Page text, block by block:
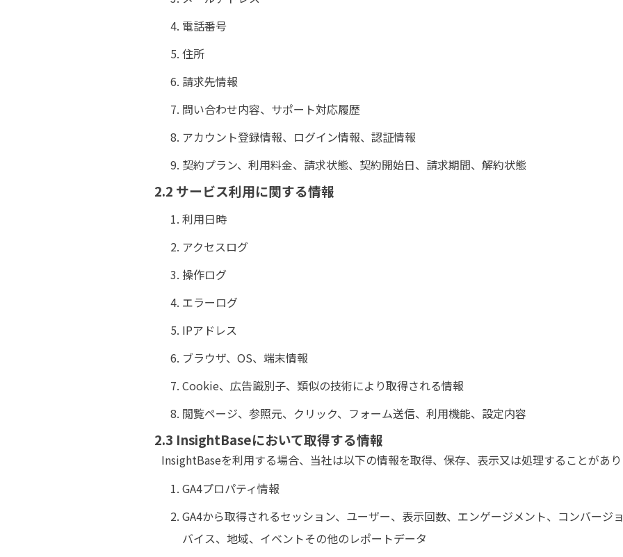
電話番号
住所
請求先情報
問い合わせ内容、サポート対応履歴
アカウント登録情報、ログイン情報、認証情報
契約プラン、利用料金、請求状態、契約開始日、請求期間、解約状態
2.2 サービス利用に関する情報
利用日時
アクセスログ
操作ログ
エラーログ
IPアドレス
ブラウザ、OS、端末情報
Cookie、広告識別子、類似の技術により取得される情報
閲覧ページ、参照元、クリック、フォーム送信、利用機能、設定内容
2.3 InsightBaseにおいて取得する情報
InsightBaseを利用する場合、当社は以下の情報を取得、保存、表示又は処理することがあ
GA4プロパティ情報
GA4から取得されるセッション、ユーザー、表示回数、エンゲージメント、コンバージ
バイス、地域、イベントその他のレポートデータ